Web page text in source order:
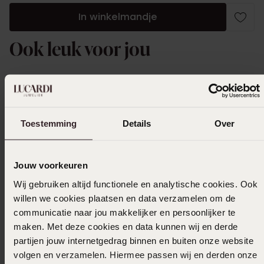
Toestemming Details Over
Jouw voorkeuren
Wij gebruiken altijd functionele en analytische cookies. Ook
willen we cookies plaatsen en data verzamelen om de
communicatie naar jou makkelijker en persoonlijker te
maken. Met deze cookies en data kunnen wij en derde
partijen jouw internetgedrag binnen en buiten onze website
volgen en verzamelen. Hiermee passen wij en derden onze
In winkelmandje
Ook leuk voor jou